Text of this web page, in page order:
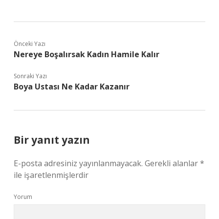
Önceki Yazı
Nereye Boşalırsak Kadın Hamile Kalır
Sonraki Yazı
Boya Ustası Ne Kadar Kazanır
Bir yanıt yazın
E-posta adresiniz yayınlanmayacak. Gerekli alanlar*
ile işaretlenmişlerdir
Yorum